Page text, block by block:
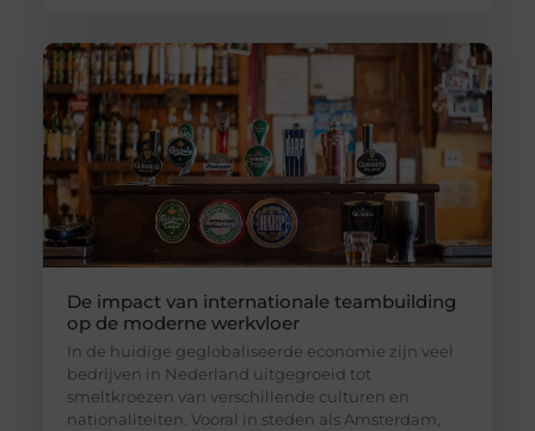
De impact van internationale teambuilding
op de moderne werkvloer
In de huidige geglobaliseerde economie zijn veel
bedrijven in Nederland uitgegroeid tot
smeltkroezen van verschillende culturen en
nationaliteiten. Vooral in steden als Amsterdam,